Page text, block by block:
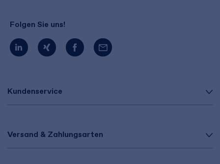
Kundenservice
Versand & Zahlungsarten
Folgen Sie uns!